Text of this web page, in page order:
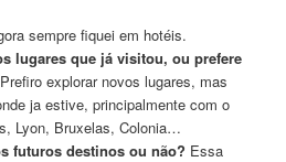
sempre fiquei em hotéis.
lugares que já visitou, ou prefere
Prefiro explorar novos lugares, mas
ja estive, principalmente com o
Lyon, Bruxelas, Colonia…
futuros destinos ou não? Essa